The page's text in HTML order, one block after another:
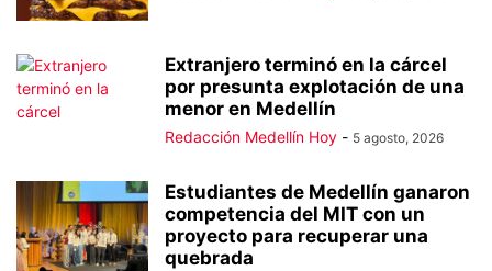
Extranjero terminó en la cárcel
por presunta explotación de una
menor en Medellín
Redacción Medellín Hoy - 5 agosto, 2026
Estudiantes de Medellín ganaron
competencia del MIT con un
proyecto para recuperar una
quebrada